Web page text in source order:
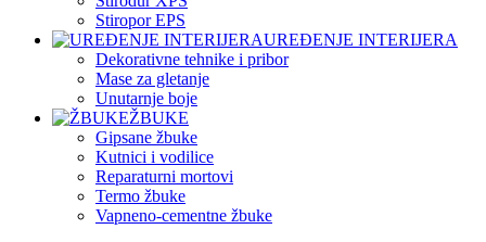
Stiropor EPS
UREĐENJE INTERIJERA
Dekorativne tehnike i pribor
Mase za gletanje
Unutarnje boje
ŽBUKE
Gipsane žbuke
Kutnici i vodilice
Reparaturni mortovi
Termo žbuke
Vapneno-cementne žbuke